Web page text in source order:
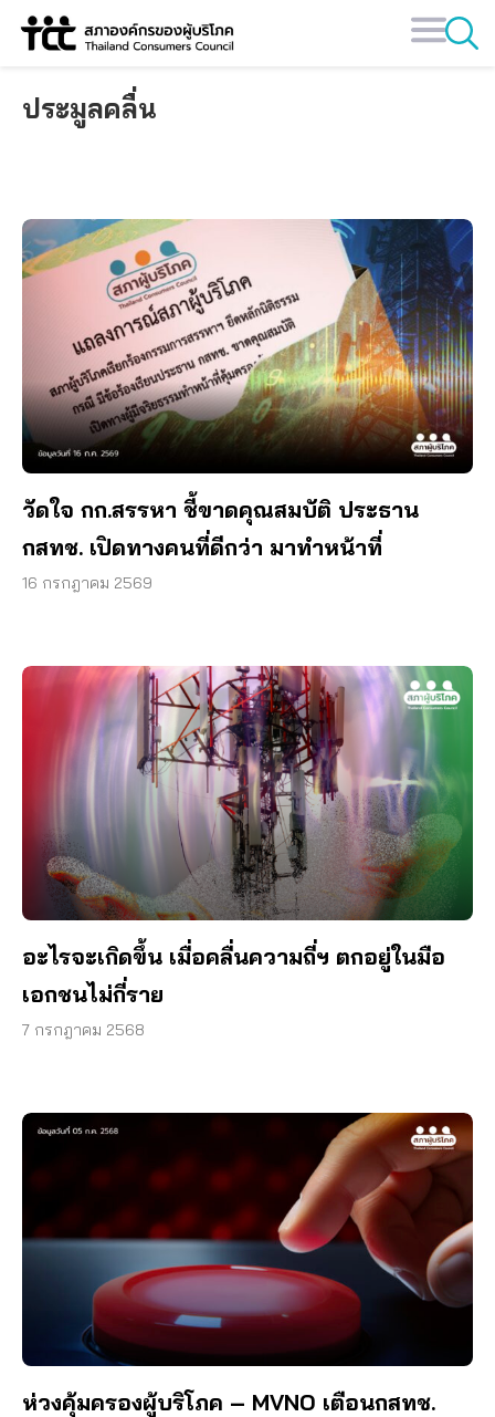
Skip
ประมูลคลื่น
วัดใจ กก.สรรหา ชี้ขาดคุณสมบัติ ประธาน
กสทช. เปิดทางคนที่ดีกว่า มาทำหน้าที่
16 กรกฎาคม 2569
อะไรจะเกิดขึ้น เมื่อคลื่นความถี่ฯ ตกอยู่ในมือ
เอกชนไม่กี่ราย
7 กรกฎาคม 2568
ห่วงคุ้มครองผู้บริโภค – MVNO เตือนกสทช.